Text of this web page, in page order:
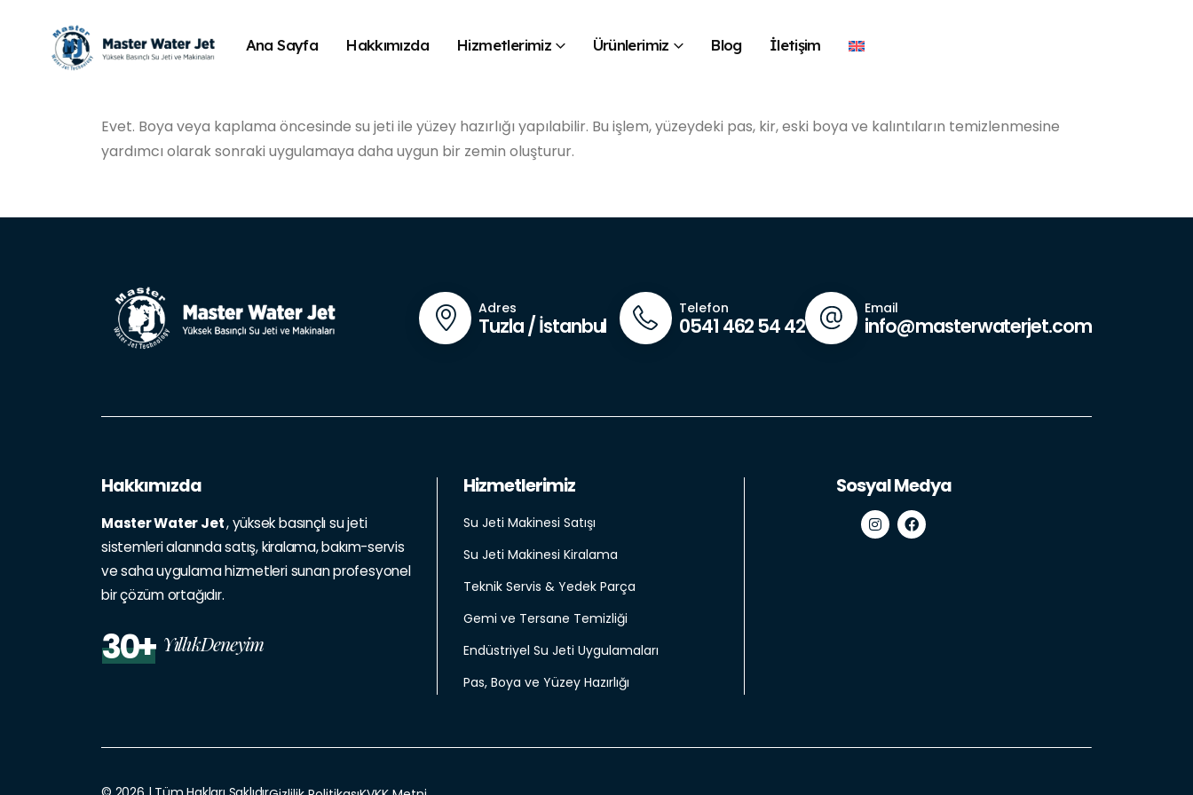
Ana Sayfa Hakkımızda Hizmetlerimiz Ürünlerimiz Blog İletişim
Evet. Boya veya kaplama öncesinde su jeti ile yüzey hazırlığı yapılabilir. Bu işlem, yüzeydeki pas, kir, eski boya ve kalıntıların temizlenmesine
yardımcı olarak sonraki uygulamaya daha uygun bir zemin oluşturur.
Adres
Tuzla / İstanbul
Telefon
0541 462 54 42
Email
info@masterwaterjet.com
Hakkımızda
Master Water Jet, yüksek basınçlı su jeti
sistemleri alanında satış, kiralama, bakım-servis
ve saha uygulama hizmetleri sunan profesyonel
bir çözüm ortağıdır.
30+ YıllıkDeneyim
Hizmetlerimiz
Su Jeti Makinesi Satışı
Su Jeti Makinesi Kiralama
Teknik Servis & Yedek Parça
Gemi ve Tersane Temizliği
Endüstriyel Su Jeti Uygulamaları
Pas, Boya ve Yüzey Hazırlığı
Sosyal Medya